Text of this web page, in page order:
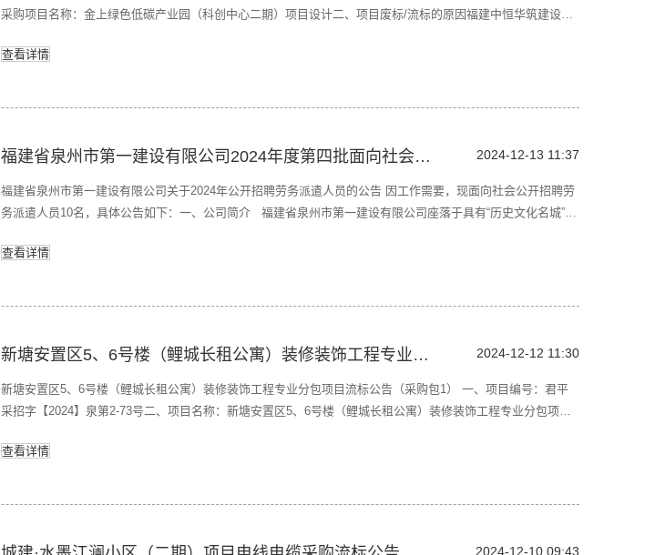
采购项目名称：金上绿色低碳产业园（科创中心二期）项目设计二、项目废标/流标的原因福建中恒华筑建设设
事宜本采购项目相关信息在中国招标投标公共服务平台、鲤城国投电子招标交易平台上发布。四、凡对本次
查看详情
福建省泉州市第一建设有限公司2024年度第四批面向社会公开招聘劳务派遣人员公告 2024-12-13 11:37
福建省泉州市第一建设有限公司关于2024年公开招聘劳务派遣人员的公告 因工作需要，现面向社会公开招聘劳
务派遣人员10名，具体公告如下：一、公司简介 福建省泉州市第一建设有限公司座落于具有“历史文化名城”之
和市政公用工程施工总承包一级；钢结构工程、建筑机电
查看详情
新塘安置区5、6号楼（鲤城长租公寓）装修装饰工程专业分包项目流标公告 2024-12-12 11:30
新塘安置区5、6号楼（鲤城长租公寓）装修装饰工程专业分包项目流标公告（采购包1） 一、项目编号：君平
采招字【2024】泉第2-73号二、项目名称：新塘安置区5、6号楼（鲤城长租公寓）装修装饰工程专业分包项目
与的投标人不足法定家数，本次采购活动失败。四、公告期限自本公告发布之日起1个工作
查看详情
2024-12-10 09:43